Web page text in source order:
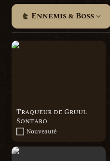
Ennemis & Boss
Traqueur de Gruul
Traqueur de Gruul
Sontaro
Nouveauté